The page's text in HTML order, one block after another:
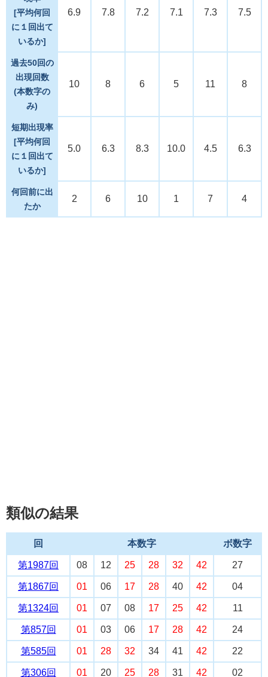
[平均何回
に１回出て
いるか]
6.9 7.8 7.2 7.1 7.3 7.5
過去50回の
出現回数
(本数字の
み)
10 8 6 5 11 8
短期出現率
[平均何回
に１回出て
いるか]
5.0 6.3 8.3 10.0 4.5 6.3
何回前に出
たか
2 6 10 1 7 4
類似の結果
回 本数字 ボ数字
第1987回 08 12 25 28 32 42 27
第1867回 01 06 17 28 40 42 04
第1324回 01 07 08 17 25 42 11
第857回 01 03 06 17 28 42 24
第585回 01 28 32 34 41 42 22
第306回 01 20 25 28 31 42 02